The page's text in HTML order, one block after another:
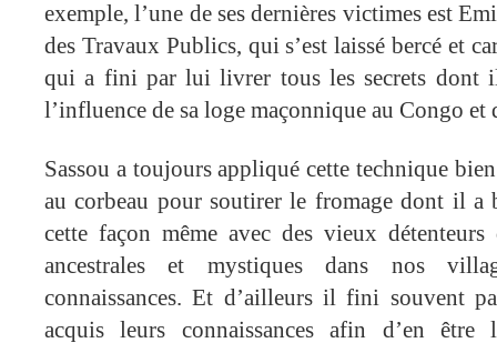
exemple, l’une de ses dernières victimes est
des Travaux Publics, qui s’est laissé bercé et
qui a fini par lui livrer tous les secrets dont
l’influence de sa loge maçonnique au Congo et
Sassou a toujours appliqué cette technique
au corbeau pour soutirer le fromage dont il a
cette façon même avec des vieux détenteurs
ancestrales et mystiques dans nos
connaissances. Et d’ailleurs il fini souvent
acquis leurs connaissances afin d’en